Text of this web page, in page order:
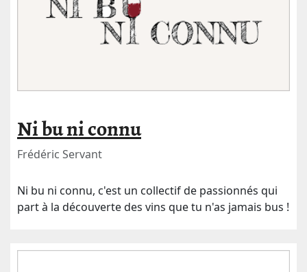
Ni bu ni connu
Frédéric Servant
Ni bu ni connu, c'est un collectif de passionnés qui
part à la découverte des vins que tu n'as jamais bus !